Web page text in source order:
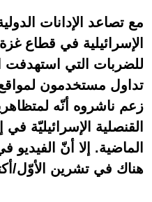
مع تصاعد الإدانات
الإسرائيلية في قطاع
للضربات التي استهدفت
تداول مستخدمون لمواقع
زعم ناشروه أنّه
القنصلية الإسرائيليّة
الماضية. إلا أنّ الفيديو
هناك في تشرين الأوّل/أكتوبر